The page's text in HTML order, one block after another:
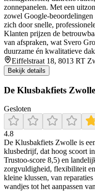
zonnepanelen. Met een
zowel Google-
zich door snelle,
Klanten prijzen de
van afspraken, wat Svero
duurzame én kwalitatieve
Eiffelstraat 18, 8013 RT
Bekijk details
De Klusbakfiets Zwolle
Gesloten
4.8
De Klusbakfiets Zwolle is
klusbedrijf, dat hoog scoort
Trustoo-score 8,5) en
zorgvuldigheid, flexibiliteit
kleine klussen, van
wandjes tot het aanpassen